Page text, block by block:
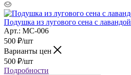
Подушка из лугового сена с лавандой
Арт.: МС-006
500 ₽/шт
Варианты цен
500 ₽/шт
Подробности